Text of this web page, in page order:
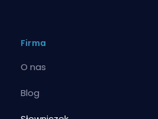
Firma
O nas
Blog